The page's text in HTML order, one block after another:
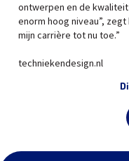
ontwerpen en de
enorm hoog niveau”,
mijn carrière tot nu toe.”
techniekendesign.nl